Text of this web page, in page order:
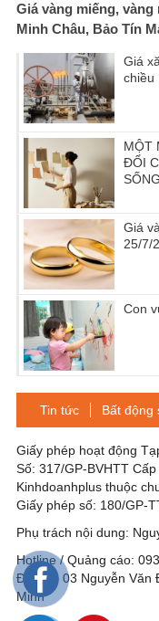
Giá vàng miếng, vàng
Minh Châu, Bảo Tín
Giá
chiều
MỘT
ĐỔI
Giá
25/7/
Con
Tin tức Bất động
Giấy phép hoạt động
Số: 317/GP-BVHTT
Kinhdoanhplus thuộc
Giấy phép số: 180/GP-
Phụ trách nội dung:
Hotline / Quảng cáo:
Địa chỉ: 03 Nguyễn Văn
Minh